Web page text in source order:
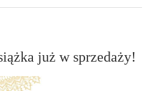
już w sprzedaży!